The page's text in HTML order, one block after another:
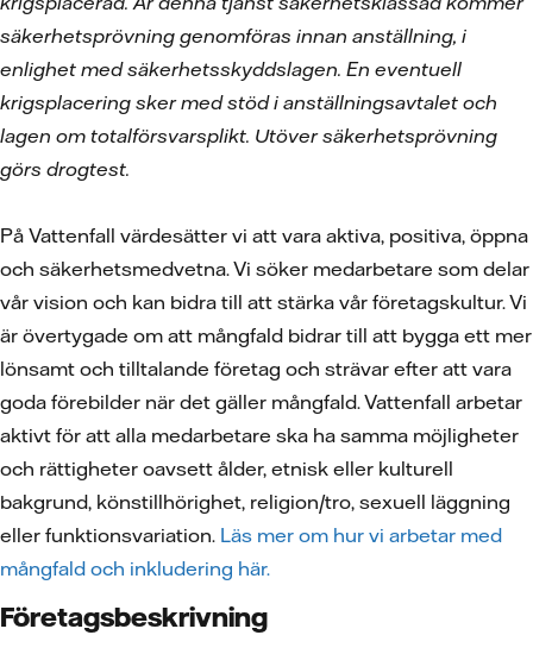
säkerhetsprövning genomföras innan anställning, i
enlighet med säkerhetsskyddslagen. En eventuell
krigsplacering sker med stöd i anställningsavtalet och
lagen om totalförsvarsplikt. Utöver säkerhetsprövning
görs drogtest.
På Vattenfall värdesätter vi att vara aktiva, positiva, öppna
och säkerhetsmedvetna. Vi söker medarbetare som delar
vår vision och kan bidra till att stärka vår företagskultur. Vi
är övertygade om att mångfald bidrar till att bygga ett mer
lönsamt och tilltalande företag och strävar efter att vara
goda förebilder när det gäller mångfald. Vattenfall arbetar
aktivt för att alla medarbetare ska ha samma möjligheter
och rättigheter oavsett ålder, etnisk eller kulturell
bakgrund, könstillhörighet, religion/tro, sexuell läggning
eller funktionsvariation. Läs mer om hur vi arbetar med
mångfald och inkludering här.
Företagsbeskrivning